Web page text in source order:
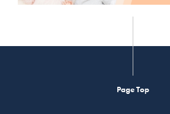
Page Top